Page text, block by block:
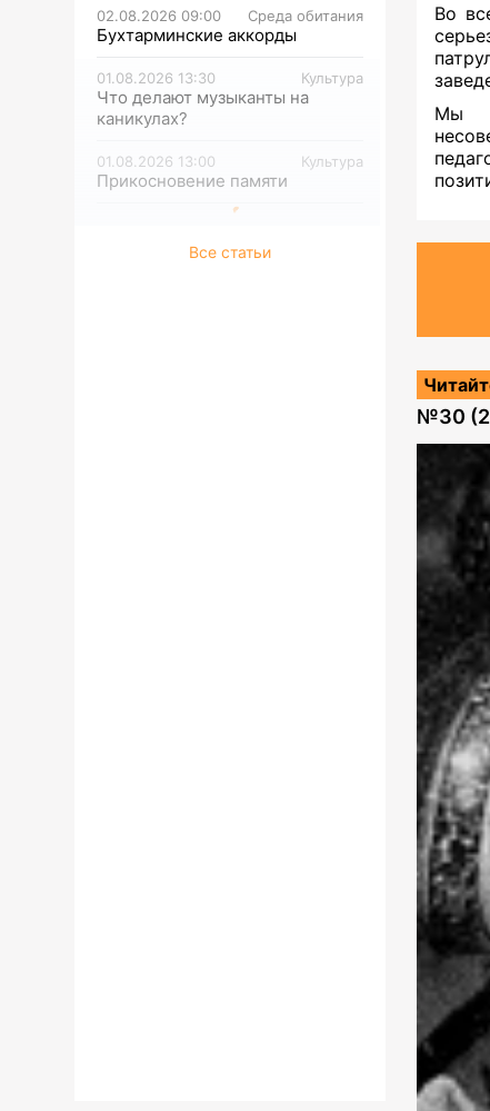
02.08.2026 09:00 Среда обитания
Бухтарминские аккорды
01.08.2026 13:30 Культура
Что делают музыканты на
каникулах?
01.08.2026 13:00 Культура
Прикосновение памяти
Все статьи
Во
Мы
№30